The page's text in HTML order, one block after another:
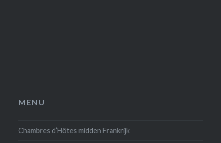
MENU
Chambres d’Hôtes midden Frankrijk